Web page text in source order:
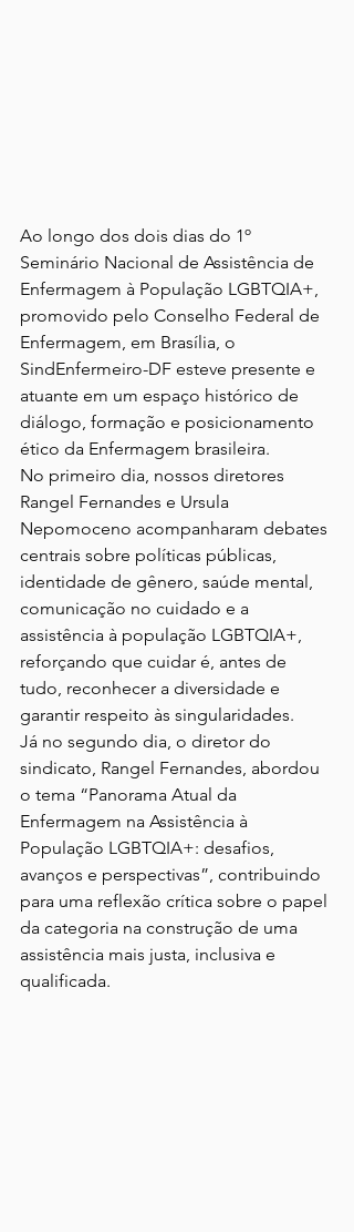
Ao longo dos dois dias do 1º
Seminário Nacional de Assistência de
Enfermagem à População LGBTQIA+,
promovido pelo Conselho Federal de
Enfermagem, em Brasília, o
SindEnfermeiro-DF esteve presente e
atuante em um espaço histórico de
diálogo, formação e posicionamento
ético da Enfermagem brasileira.
No primeiro dia, nossos diretores
Rangel Fernandes e Ursula
Nepomoceno acompanharam debates
centrais sobre políticas públicas,
identidade de gênero, saúde mental,
comunicação no cuidado e a
assistência à população LGBTQIA+,
reforçando que cuidar é, antes de
tudo, reconhecer a diversidade e
garantir respeito às singularidades.
Já no segundo dia, o diretor do
sindicato, Rangel Fernandes, abordou
o tema “Panorama Atual da
Enfermagem na Assistência à
População LGBTQIA+: desafios,
avanços e perspectivas”, contribuindo
para uma reflexão crítica sobre o papel
da categoria na construção de uma
assistência mais justa, inclusiva e
qualificada.